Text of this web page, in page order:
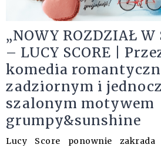
„NOWY ROZDZIAŁ W
– LUCY SCORE |
komedia
zadziornym i
szalonym motywem
grumpy&sunshine
Lucy Score ponownie